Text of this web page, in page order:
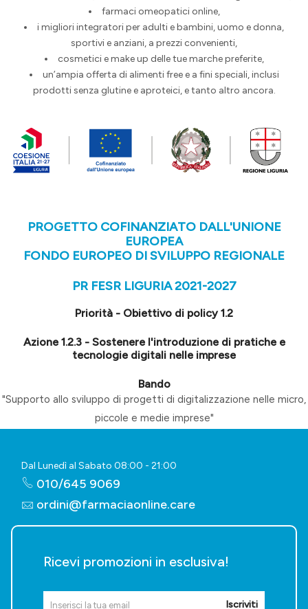
farmaci omeopatici online,
i migliori integratori per adulti e bambini, uomo e donna,
sportivi e anziani, a prezzi convenienti,
cosmetici e make up delle tue marche preferite,
un’ampia offerta di alimenti free e a fini speciali, inclusi
prodotti senza glutine e aproteici, e tanto altro ancora.
PROGETTO COFINANZIATO DALL'UNIONE
EUROPEA
FONDO EUROPEO DI SVILUPPO REGIONALE
PR FESR LIGURIA 2021-2027
Priorità - Obiettivo di policy 1.2
Azione 1.2.3 - Sostenere l'introduzione di pratiche e
tecnologie digitali nelle imprese
Bando
"Supporto allo sviluppo di progetti di digitalizzazione nelle micro,
piccole e medie imprese"
Dal Lunedì al Sabato 08:00 - 21:00
010/645 9069
ordini@farmaciaonline.care
Ricevi promozioni in esclusiva!
Iscriviti